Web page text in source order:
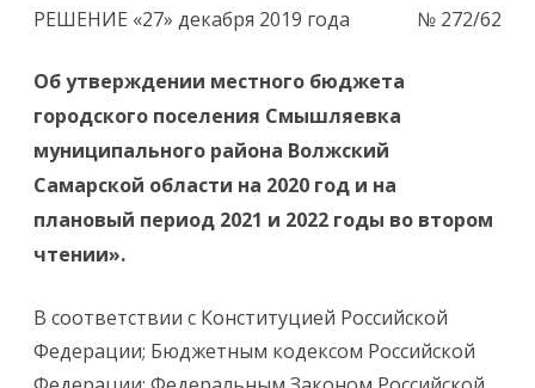
РЕШЕНИЕ «27» декабря 2019 года № 272/62
Об утверждении местного бюджета
городского поселения Смышляевка
муниципального района Волжский
Самарской области на 2020 год и на
плановый период 2021 и 2022 годы во втором
чтении».
В соответствии с Конституцией Российской
Федерации; Бюджетным кодексом Российской